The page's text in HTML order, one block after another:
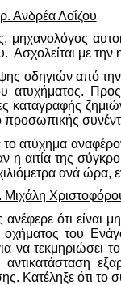
Ανδρέα Λοΐζου
μηχανολόγος
Ασχολείται με
οδηγιών από
ατυχήματος.
καταγραφής
προσωπικής
το ατύχημα
η αιτία της
ανά ώρα,
Μιχάλη
ότι είναι
του
να τεκμηριώσει
αντικατάσταση
Κατέληξε ότι το